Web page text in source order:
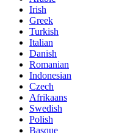
Irish
Greek
Turkish
Italian
Danish
Romanian
Indonesian
Czech
Afrikaans
Swedish
Polish
Basque